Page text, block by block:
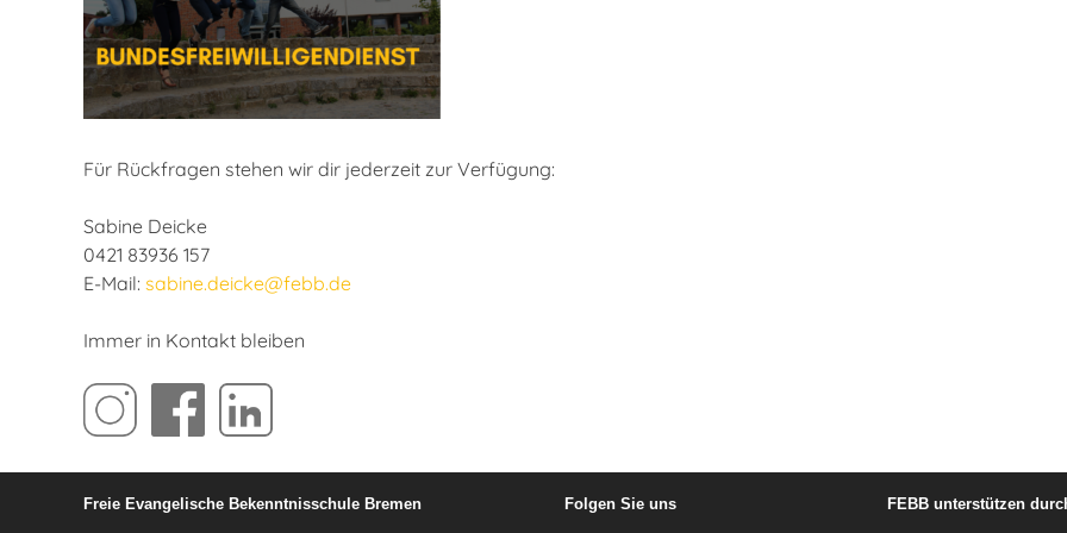
Für Rückfragen stehen wir dir jederzeit zur Verfügung:
Sabine Deicke
0421 83936 157
E-Mail: sabine.deicke@febb.de
Immer in Kontakt bleiben
Freie Evangelische Bekenntnisschule Bremen Folgen Sie uns FEBB unterstützen